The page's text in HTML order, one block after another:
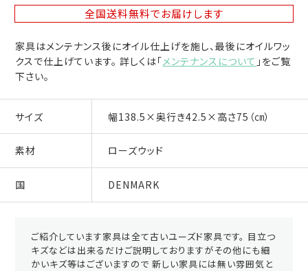
全国送料無料でお届けします
家具はメンテナンス後にオイル仕上げを施し、最後にオイルワッ
クスで仕上げています。 詳しくは「メンテナンスについて 」をご覧
下さい。
サイズ 幅138.5×奥行き42.5×高さ75（㎝）
素材 ローズウッド
国 DENMARK
ご紹介しています家具は全て古いユーズド家具です。 目立つ
キズなどは出来るだけご説明しておりますがその他にも細
かいキズ等はございますので 新しい家具には無い雰囲気と